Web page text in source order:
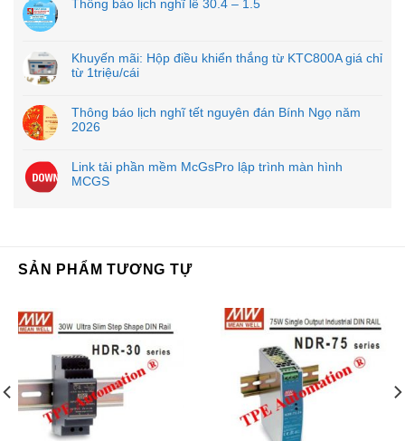
Thông báo lịch nghĩ lễ 30.4 – 1.5
Khuyến mãi: Hộp điều khiển thắng từ KTC800A giá chỉ
từ 1triệu/cái
Thông báo lịch nghĩ tết nguyên đán Bính Ngọ năm
2026
Link tải phần mềm McGsPro lập trình màn hình
MCGS
SẢN PHẨM TƯƠNG TỰ